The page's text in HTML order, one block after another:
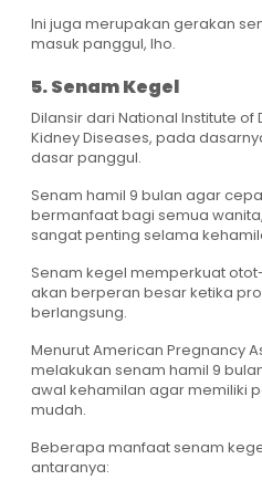
Ini juga merupakan gerakan
masuk panggul, lho.
5. Senam Kegel
Dilansir dari National Institute
Kidney Diseases, pada
dasar panggul.
Senam hamil 9 bulan agar
bermanfaat bagi semua
sangat penting selama
Senam kegel memperkuat
akan berperan besar ketika
berlangsung.
Menurut American Pregnancy
melakukan senam hamil 9
awal kehamilan agar memiliki
mudah.
Beberapa manfaat senam
antaranya: